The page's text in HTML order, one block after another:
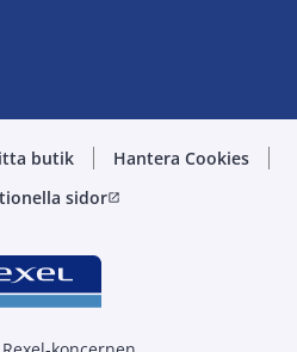
butik
Hantera Cookies
sidoropen_in_new